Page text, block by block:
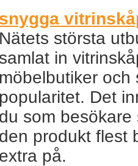
snygga
Nätets största
samlat in
möbelbutiker och
popularitet. Det
du som
den produkt flest
extra på.